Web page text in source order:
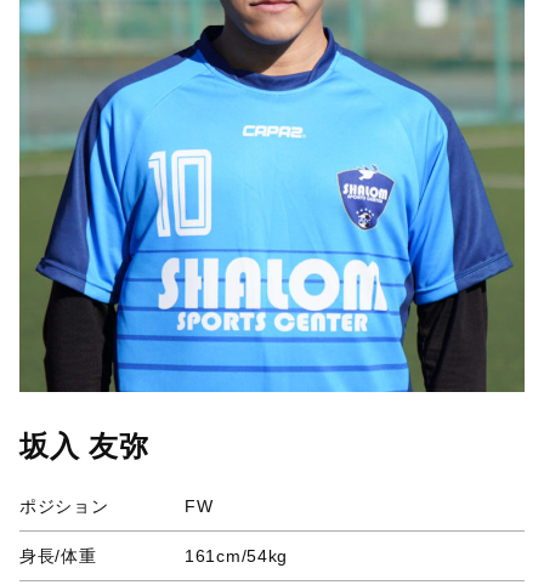
坂入 友弥
ポジション FW
身長/体重 161cm/54kg